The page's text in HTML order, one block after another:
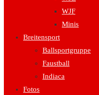
WJF
Minis
Breitensport
Ballsportgruppe
Faustball
Indiaca
Fotos